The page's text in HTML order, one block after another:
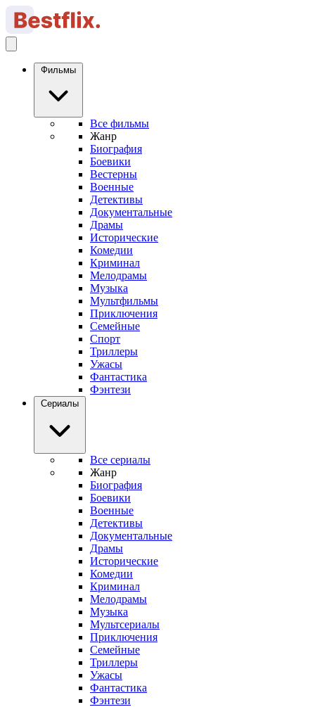
Фильмы
Все фильмы
Жанр
Биография
Боевики
Вестерны
Военные
Детективы
Документальные
Драмы
Исторические
Комедии
Криминал
Мелодрамы
Музыка
Мультфильмы
Приключения
Семейные
Спорт
Триллеры
Ужасы
Фантастика
Фэнтези
Сериалы
Все сериалы
Жанр
Биография
Боевики
Военные
Детективы
Документальные
Драмы
Исторические
Комедии
Криминал
Мелодрамы
Музыка
Мультсериалы
Приключения
Семейные
Триллеры
Ужасы
Фантастика
Фэнтези